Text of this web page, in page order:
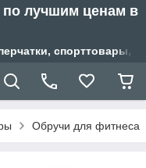
по лучшим ценам в
Обручи для фитнеса